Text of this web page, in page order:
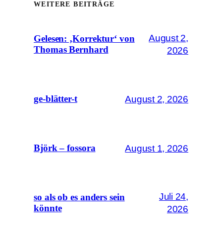
WEITERE BEITRÄGE
Gelesen: ‚Korrektur‘ von
Thomas Bernhard
August 2,
2026
ge-blätter-t August 2, 2026
Björk – fossora August 1, 2026
so als ob es anders sein
könnte
Juli 24,
2026